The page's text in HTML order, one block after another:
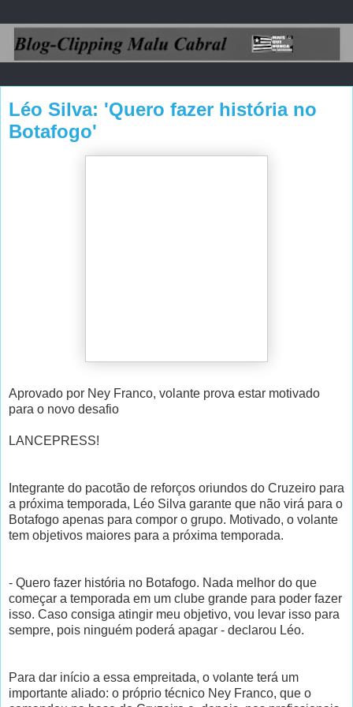
Léo Silva: 'Quero fazer história no
Botafogo'
Aprovado por Ney Franco, volante prova estar motivado
para o novo desafio
LANCEPRESS!
Integrante do pacotão de reforços oriundos do Cruzeiro para
a próxima temporada, Léo Silva garante que não virá para o
Botafogo apenas para compor o grupo. Motivado, o volante
tem objetivos maiores para a próxima temporada.
- Quero fazer história no Botafogo. Nada melhor do que
começar a temporada em um clube grande para poder fazer
isso. Caso consiga atingir meu objetivo, vou levar isso para
sempre, pois ninguém poderá apagar - declarou Léo.
Para dar início a essa empreitada, o volante terá um
importante aliado: o próprio técnico Ney Franco, que o